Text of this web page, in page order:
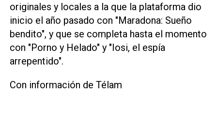
originales y locales a la que la plataforma dio
inicio el año pasado con "Maradona: Sueño
bendito", y que se completa hasta el momento
con "Porno y Helado" y "Iosi, el espía
arrepentido".
Con información de Télam